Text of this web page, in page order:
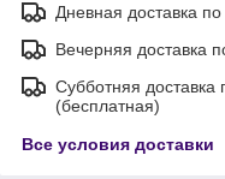
Дневная доставка
Вечерняя доставка
Субботняя
(бесплатная)
Все условия доставки